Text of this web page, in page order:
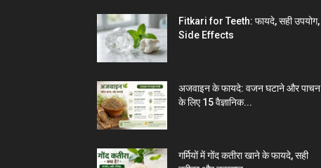
Fitkari for Teeth: फायदे, सही उपयोग,
Side Effects
अजवाइन के फायदे: वजन घटाने और पाचन
के लिए 15 वैज्ञानिक...
गर्मियों में गोंद कतीरा खाने के फायदे, सही